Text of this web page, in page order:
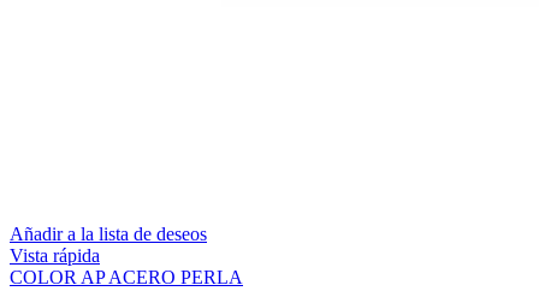
Añadir a la lista de deseos
Vista rápida
COLOR AP ACERO PERLA